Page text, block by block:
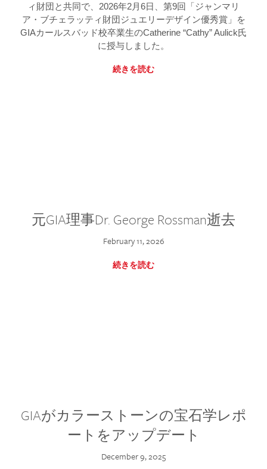
ィ財団と共同で、2026年2月6日、第9回「ジャンマリ
ア・ブチェラッティ財団ジュエリーデザイン優秀賞」を
GIAカールスバッド校卒業生のCatherine “Cathy” Aulick氏
に授与しました。
続きを読む
元GIA理事Dr. George Rossman逝去
February 11, 2026
続きを読む
GIAがカラーストーンの宝石学レポ
ートをアップデート
December 9, 2025